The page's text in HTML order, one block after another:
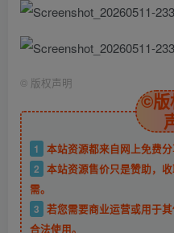
© 版权声明
©版
1
本站资源都来自网上免费分
2 本站资源售价只是赞助，
需。
3 若您需要商业运营或用于
合法使用。